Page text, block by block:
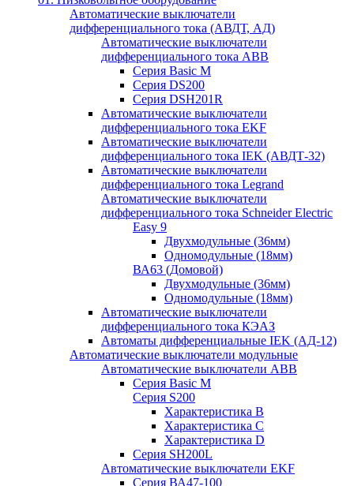
Автоматические выключатели
дифференциального тока (АВДТ, АД)
Автоматические выключатели
дифференциального тока ABB
Серия Basic M
Серия DS200
Серия DSH201R
Автоматические выключатели
дифференциального тока EKF
Автоматические выключатели
дифференциального тока IEK (АВДТ-32)
Автоматические выключатели
дифференциального тока Legrand
Автоматические выключатели
дифференциального тока Schneider Electric
Easy 9
Двухмодульные (36мм)
Одномодульные (18мм)
ВА63 (Домовой)
Двухмодульные (36мм)
Одномодульные (18мм)
Автоматические выключатели
дифференциального тока КЭАЗ
Автоматы дифференциальные IEK (АД-12)
Автоматические выключатели модульные
Автоматические выключатели ABB
Серия Basic M
Серия S200
Характеристика B
Характеристика C
Характеристика D
Серия SH200L
Автоматические выключатели EKF
Серия ВА47-100